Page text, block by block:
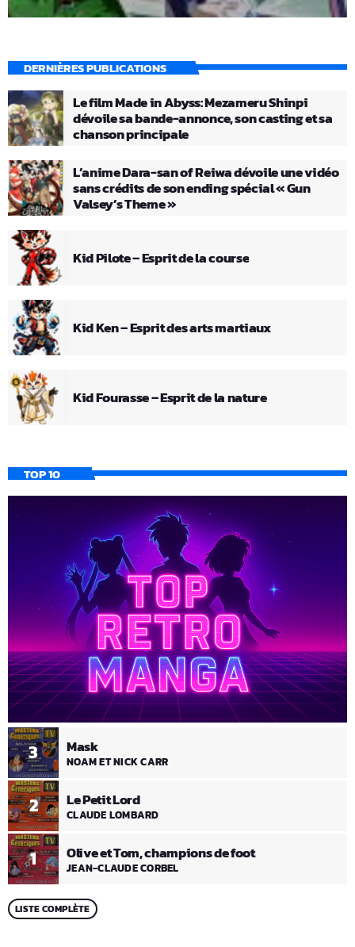
DERNIÈRES PUBLICATIONS
Le film Made in Abyss: Mezameru Shinpi
dévoile sa bande-annonce, son casting et sa
chanson principale
L’anime Dara-san of Reiwa dévoile une vidéo
sans crédits de son ending spécial « Gun
Valsey’s Theme »
Kid Pilote – Esprit de la course
Kid Ken – Esprit des arts martiaux
Kid Fourasse – Esprit de la nature
TOP 10
1 Olive et Tom, champions de foot
JEAN-CLAUDE CORBEL
2 Le Petit Lord
CLAUDE LOMBARD
3 Mask
NOAM ET NICK CARR
LISTE COMPLÈTE